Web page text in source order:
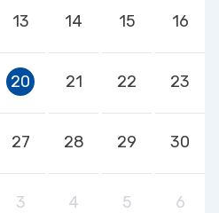
13 14 15 16
20 21 22 23
27 28 29 30
3 4 5 6